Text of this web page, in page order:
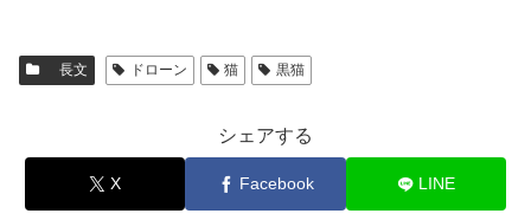
長文 ドローン 猫 黒猫
シェアする
X Facebook LINE